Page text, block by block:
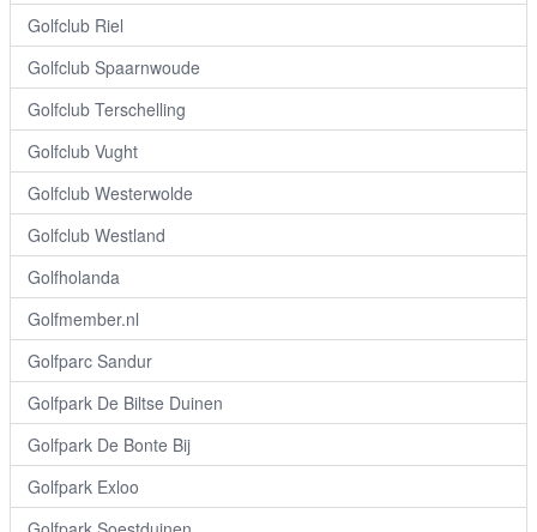
Golfclub Riel
Golfclub Spaarnwoude
Golfclub Terschelling
Golfclub Vught
Golfclub Westerwolde
Golfclub Westland
Golfholanda
Golfmember.nl
Golfparc Sandur
Golfpark De Biltse Duinen
Golfpark De Bonte Bij
Golfpark Exloo